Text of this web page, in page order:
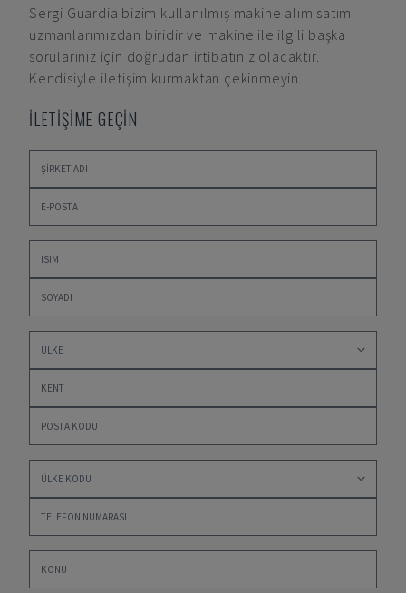
Sergi Guardia bizim kullanılmış makine alım satım
uzmanlarımızdan biridir ve makine ile ilgili başka
sorularınız için doğrudan irtibatınız olacaktır.
Kendisiyle iletişim kurmaktan çekinmeyin.
İLETİŞİME GEÇİN